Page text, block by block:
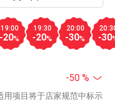
19:00
-20%
19:30
-20%
20:00
-30% -30
-50 %
用项目将于店家规范中标示